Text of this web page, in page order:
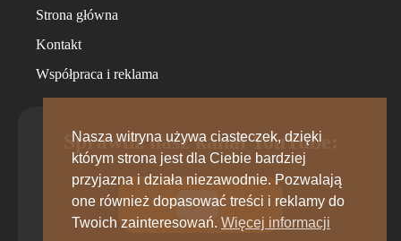
Strona główna
Kontakt
Współpraca i reklama
Sprawdź nasz kanał YouTube:
Nasza witryna używa ciasteczek, dzięki
którym strona jest dla Ciebie bardziej
przyjazna i działa niezawodnie. Pozwalają
one również dopasować treści i reklamy do
Twoich zainteresowań. Więcej informacji